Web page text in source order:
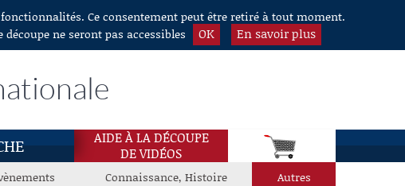
Ce consentement peut être retiré à tout moment.
ne seront pas accessibles
OK En savoir plus
AIDE À LA DÉCOUPE
DE VIDÉOS
Connaissance, Histoire Autres